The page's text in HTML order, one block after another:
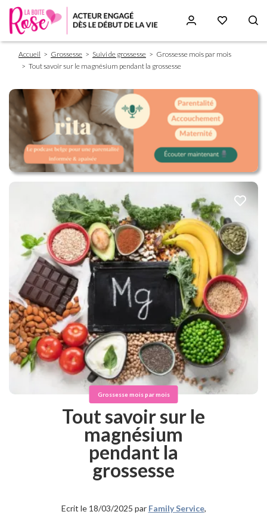
Fil
d'Ariane
Accueil Grossesse Suivi de grossesse
Grossesse mois par mois
Tout savoir sur le magnésium pendant la grossesse
Grossesse mois par mois
Tout savoir sur le
magnésium
pendant la
grossesse
Ecrit le 18/03/2025 par Family Service,